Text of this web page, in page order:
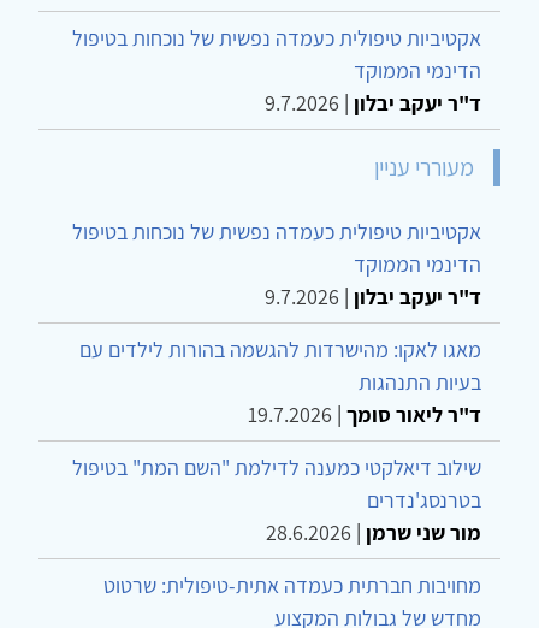
אקטיביות טיפולית כעמדה נפשית של נוכחות בטיפול
הדינמי הממוקד
ד"ר יעקב יבלון |
9.7.2026
מעוררי עניין
אקטיביות טיפולית כעמדה נפשית של נוכחות בטיפול
הדינמי הממוקד
ד"ר יעקב יבלון |
9.7.2026
מאגו לאקו: מהישרדות להגשמה בהורות לילדים עם
בעיות התנהגות
ד"ר ליאור סומך |
19.7.2026
שילוב דיאלקטי כמענה לדילמת "השם המת" בטיפול
בטרנסג'נדרים
מור שני שרמן |
28.6.2026
מחויבות חברתית כעמדה אתית-טיפולית: שרטוט
מחדש של גבולות המקצוע